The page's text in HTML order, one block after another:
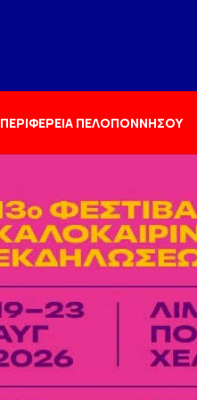
ΠΕΡΙΦΕΡΕΙΑ ΠΕΛΟΠΟΝΝΗΣΟΥ